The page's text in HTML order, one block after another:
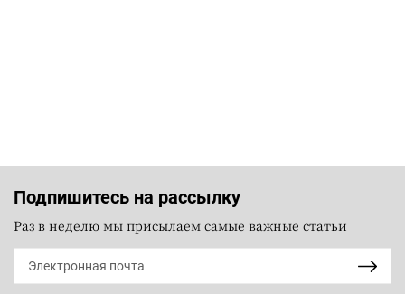
Подпишитесь на рассылку
Раз в неделю мы присылаем самые важные статьи